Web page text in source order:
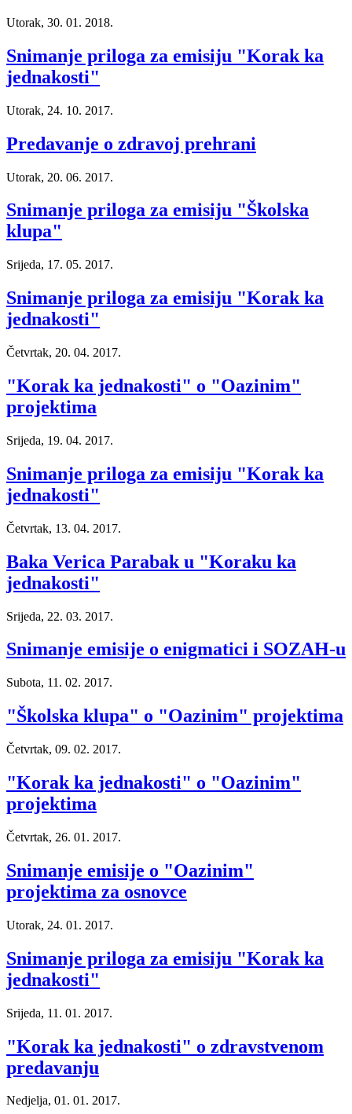
Utorak, 30. 01. 2018.
Snimanje priloga za emisiju "Korak ka
jednakosti"
Utorak, 24. 10. 2017.
Predavanje o zdravoj prehrani
Utorak, 20. 06. 2017.
Snimanje priloga za emisiju "Školska
klupa"
Srijeda, 17. 05. 2017.
Snimanje priloga za emisiju "Korak ka
jednakosti"
Četvrtak, 20. 04. 2017.
"Korak ka jednakosti" o "Oazinim"
projektima
Srijeda, 19. 04. 2017.
Snimanje priloga za emisiju "Korak ka
jednakosti"
Četvrtak, 13. 04. 2017.
Baka Verica Parabak u "Koraku ka
jednakosti"
Srijeda, 22. 03. 2017.
Snimanje emisije o enigmatici i SOZAH-u
Subota, 11. 02. 2017.
"Školska klupa" o "Oazinim" projektima
Četvrtak, 09. 02. 2017.
"Korak ka jednakosti" o "Oazinim"
projektima
Četvrtak, 26. 01. 2017.
Snimanje emisije o "Oazinim"
projektima za osnovce
Utorak, 24. 01. 2017.
Snimanje priloga za emisiju "Korak ka
jednakosti"
Srijeda, 11. 01. 2017.
"Korak ka jednakosti" o zdravstvenom
predavanju
Nedjelja, 01. 01. 2017.